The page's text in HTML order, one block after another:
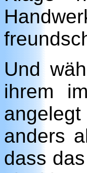
Und
ihrem
anders
dass